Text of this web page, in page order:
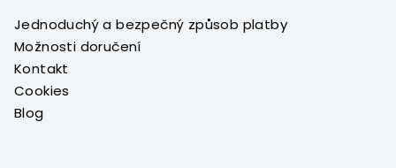
Jednoduchý a bezpečný způsob platby
Možnosti doručení
Kontakt
Cookies
Blog